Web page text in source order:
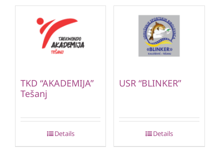
TKD “AKADEMIJA”
Tešanj
Details
USR “BLINKER”
Details